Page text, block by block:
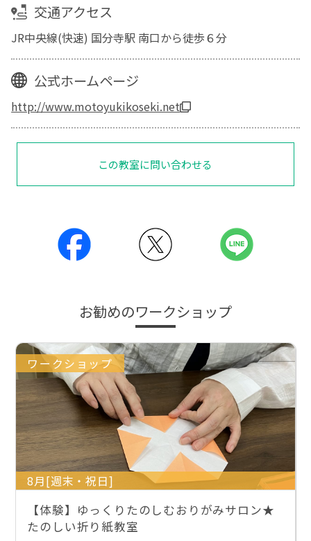
交通アクセス
JR中央線(快速) 国分寺駅 南口から徒歩６分
公式ホームページ
http://www.motoyukikoseki.net
この教室に問い合わせる
お勧めのワークショップ
ワークショップ
8月[週末・祝日]
【体験】ゆっくりたのしむおりがみサロン★
たのしい折り紙教室